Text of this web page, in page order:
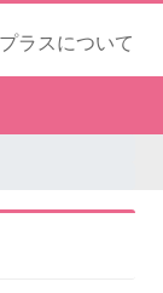
ラスについて